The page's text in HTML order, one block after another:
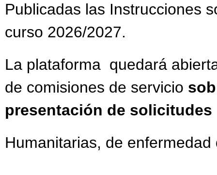
Publicadas las Instrucciones
curso 2026/2027.
La plataforma quedará
de comisiones de servicio
presentación de solicitudes
Humanitarias, de